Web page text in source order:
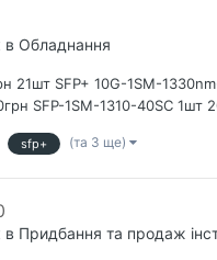
в Обладнання
21шт SFP+ 10G-1SM-
SFP-1SM-1310-40SC 1шт
sfp+ (та 3 ще)
в Придбання та продаж